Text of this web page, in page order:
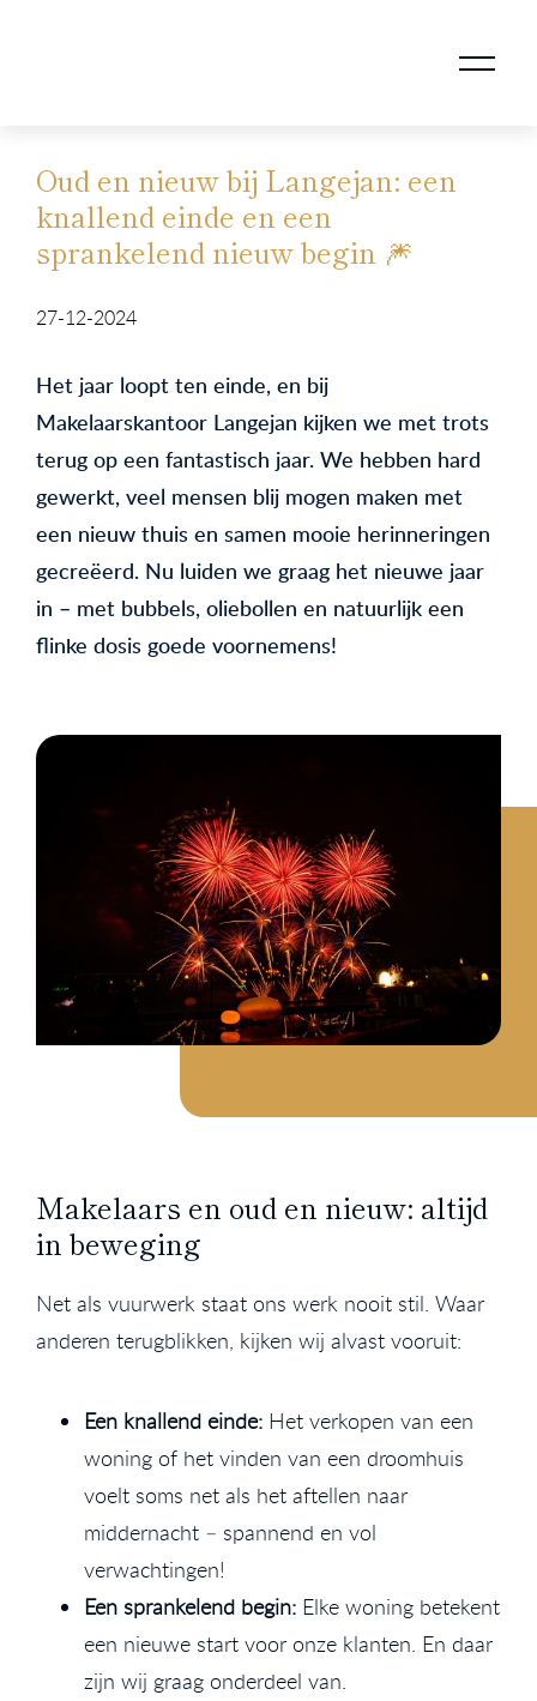
Oud en nieuw bij Langejan: een
knallend einde en een
sprankelend nieuw begin 🎆
27-12-2024
Het jaar loopt ten einde, en bij
Makelaarskantoor Langejan kijken we met trots
terug op een fantastisch jaar. We hebben hard
gewerkt, veel mensen blij mogen maken met
een nieuw thuis en samen mooie herinneringen
gecreëerd. Nu luiden we graag het nieuwe jaar
in – met bubbels, oliebollen en natuurlijk een
flinke dosis goede voornemens!
Makelaars en oud en nieuw: altijd
in beweging
Net als vuurwerk staat ons werk nooit stil. Waar
anderen terugblikken, kijken wij alvast vooruit:
Een knallend einde: Het verkopen van een
woning of het vinden van een droomhuis
voelt soms net als het aftellen naar
middernacht – spannend en vol
verwachtingen!
Een sprankelend begin: Elke woning betekent
een nieuwe start voor onze klanten. En daar
zijn wij graag onderdeel van.